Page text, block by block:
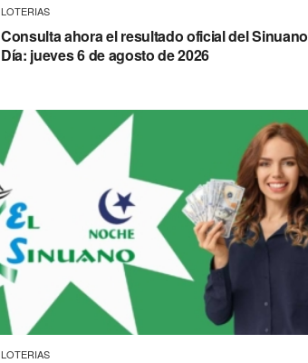
LOTERIAS
Consulta ahora el resultado oficial del Sinuano
Día: jueves 6 de agosto de 2026
LOTERIAS